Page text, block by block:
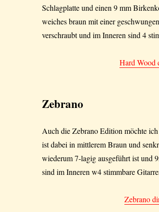
Schlagplatte und einen 9 mm
weiches braun mit einer
verschraubt und im Inneren sind 4
Hard Wood
Zebrano
Auch die Zebrano Edition möchte
ist dabei in mittlerem Braun und
wiederum 7-lagig ausgeführt ist und
sind im Inneren w4 stimmbare
Zebrano